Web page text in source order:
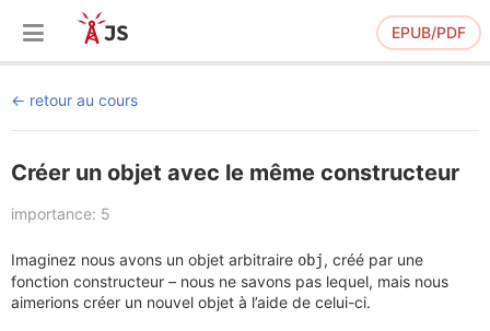
EPUB/PDF
retour au cours
Créer un objet avec le même constructeur
importance: 5
Imaginez nous avons un objet arbitraire obj, créé par une
fonction constructeur – nous ne savons pas lequel, mais nous
aimerions créer un nouvel objet à l’aide de celui-ci.